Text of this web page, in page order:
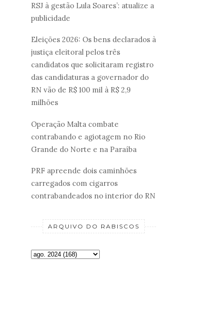
RSJ à gestão Lula Soares’: atualize a
publicidade
Eleições 2026: Os bens declarados à
justiça eleitoral pelos três
candidatos que solicitaram registro
das candidaturas a governador do
RN vão de R$ 100 mil à R$ 2,9
milhões
Operação Malta combate
contrabando e agiotagem no Rio
Grande do Norte e na Paraíba
PRF apreende dois caminhões
carregados com cigarros
contrabandeados no interior do RN
ARQUIVO DO RABISCOS